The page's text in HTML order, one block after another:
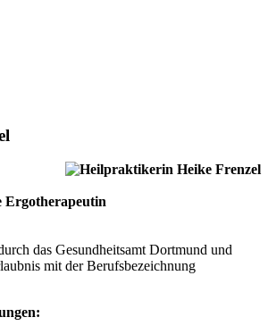
Ergotherapeutin
das Gesundheitsamt Dortmund und
mit der Berufsbezeichnung